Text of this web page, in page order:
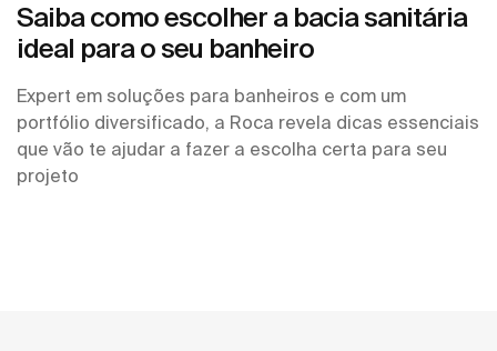
Saiba como escolher a bacia sanitária
ideal para o seu banheiro
Expert em soluções para banheiros e com um
portfólio diversificado, a Roca revela dicas essenciais
que vão te ajudar a fazer a escolha certa para seu
projeto